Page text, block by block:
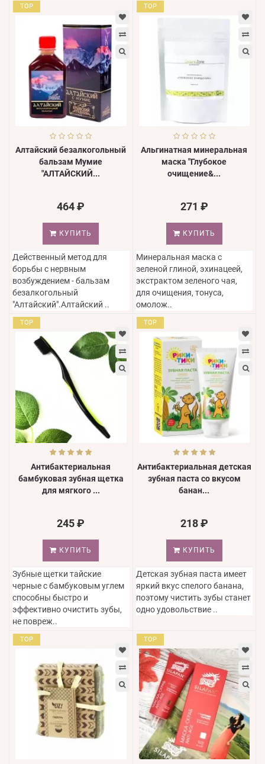
TOP
Алтайский безалкогольный
бальзам Мумие
"АЛТАЙСКИЙ...
464 ₽
КУПИТЬ
Действенный метод для
борьбы с нервным
возбуждением - бальзам
безалкогольный
"Алтайский".Алтайский ..
TOP
Альгинатная минеральная
маска "Глубокое
очищение&...
271 ₽
КУПИТЬ
Минеральная маска с
зеленой глиной, эхинацеей,
экстрактом зеленого чая,
для очищения, тонуса,
омолож..
TOP
Антибактериальная
бамбуковая зубная щетка
для мягкого ...
245 ₽
КУПИТЬ
Зубные щетки тайские
черные с бамбуковым углем
способны быстро и
эффективно очистить зубы,
не повреж..
TOP
Антибактериальная детская
зубная паста со вкусом
банан...
218 ₽
КУПИТЬ
Детская зубная паста имеет
яркий вкус спелого банана,
поэтому чистить зубы станет
одно удовольствие ..
TOP TOP